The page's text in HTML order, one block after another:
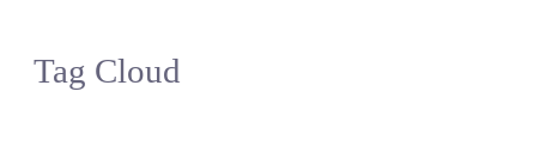
Tag Cloud